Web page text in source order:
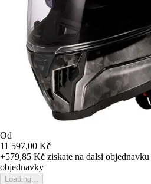
Od
11 597,00 Kč
+579,85 Kč ziskate na dalsi objednavku
objednavky
Loading...